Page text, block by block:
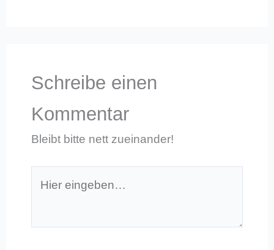
Schreibe einen
Kommentar
Bleibt bitte nett zueinander!
eingeben…